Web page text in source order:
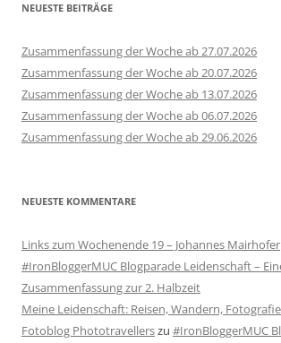
NEUESTE BEITRÄGE
Zusammenfassung der Woche ab 27.07.2026
Zusammenfassung der Woche ab 20.07.2026
Zusammenfassung der Woche ab 13.07.2026
Zusammenfassung der Woche ab 06.07.2026
Zusammenfassung der Woche ab 29.06.2026
NEUESTE KOMMENTARE
Links zum Wochenende 19 – Johannes Mairhofer
#IronBloggerMUC Blogparade Leidenschaft –
Zusammenfassung zur 2. Halbzeit
Meine Leidenschaft: Reisen, Wandern,
Fotoblog Phototravellerszu #IronBloggerMUC